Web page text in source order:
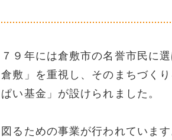
９年には倉敷市の名誉市民に
敷」を重視し、そのまちづくり
い基金」が設けられました。
るための事業が行われています